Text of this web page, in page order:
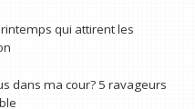
qui attirent les
dans ma cour? 5 ravageurs